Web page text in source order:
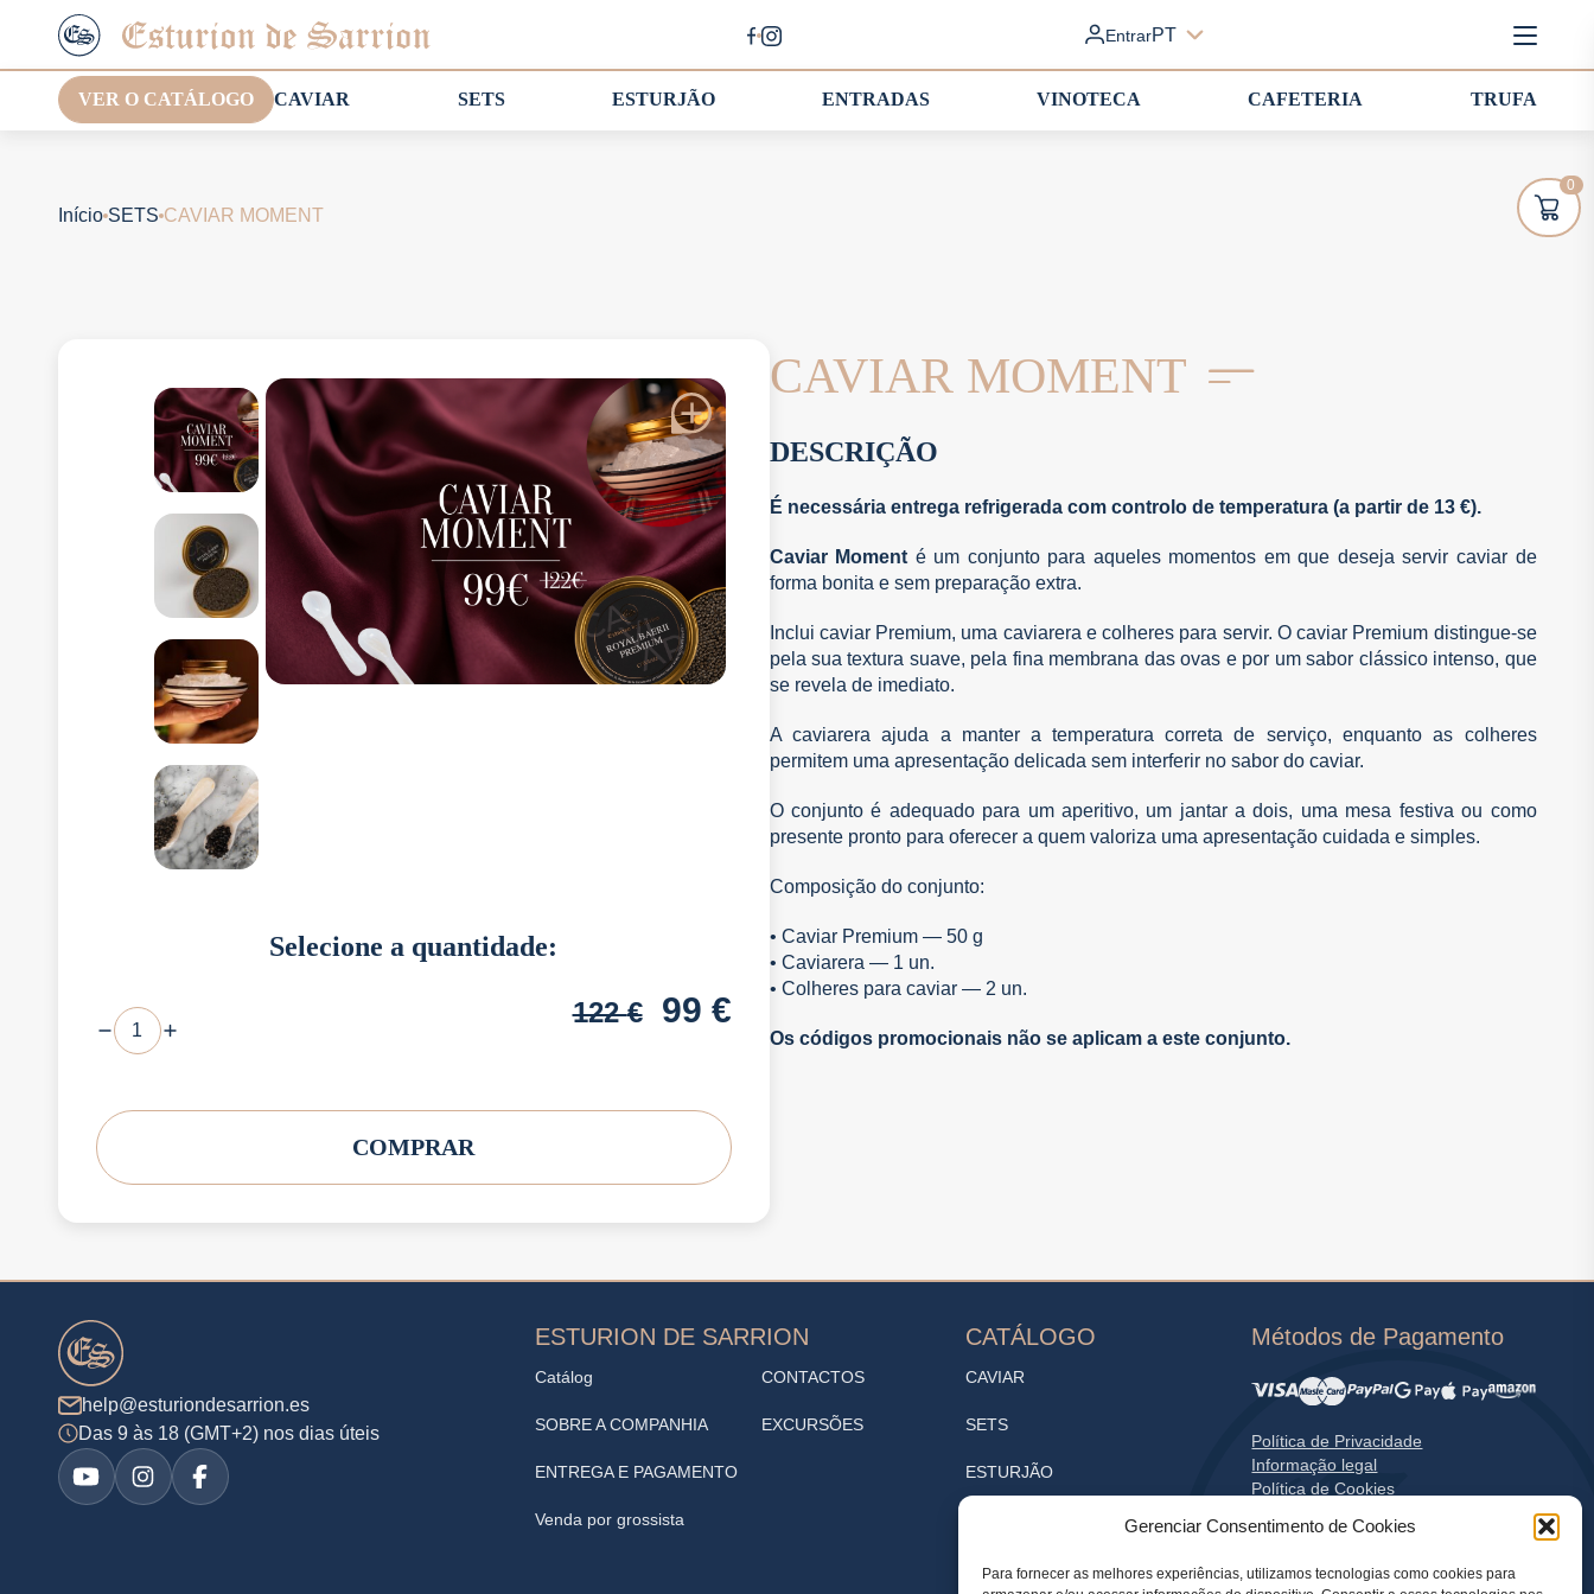
Gerenciar Consentimento de Cookies
Para fornecer as melhores experiências, utilizamos tecnologias como cookies para
EntrarPT
VER O CATÁLOGO CAVIAR SETS ESTURJÃO ENTRADAS VINOTECA CAFETERIA TRUFA
Início SETS CAVIAR MOMENT
Selecione a quantidade:
122€ 99 €
COMPRAR
CAVIAR MOMENT
DESCRIÇÃO
É necessária entrega refrigerada com controlo de temperatura (a partir de 13 €).
Caviar Moment é um conjunto para aqueles momentos em que deseja servir caviar de
forma bonita e sem preparação extra.
Inclui caviar Premium, uma caviarera e colheres para servir. O caviar Premium distingue-se
pela sua textura suave, pela fina membrana das ovas e por um sabor clássico intenso, que
se revela de imediato.
A caviarera ajuda a manter a temperatura correta de serviço, enquanto as colheres
permitem uma apresentação delicada sem interferir no sabor do caviar.
O conjunto é adequado para um aperitivo, um jantar a dois, uma mesa festiva ou como
presente pronto para oferecer a quem valoriza uma apresentação cuidada e simples.
Composição do conjunto:
• Caviar Premium — 50 g
• Caviarera — 1 un.
• Colheres para caviar — 2 un.
Os códigos promocionais não se aplicam a este conjunto.
help@esturiondesarrion.es
Das 9 às 18 (GMT+2) nos dias úteis
ESTURION DE SARRION
Catálog
SOBRE A COMPANHIA
ENTREGA E PAGAMENTO
Venda por grossista
CONTACTOS
EXCURSÕES
CATÁLOGO
CAVIAR
SETS
ESTURJÃO
VINOTECA
Métodos de Pagamento
Política de Privacidade
Informação legal
Política de Cookies
0